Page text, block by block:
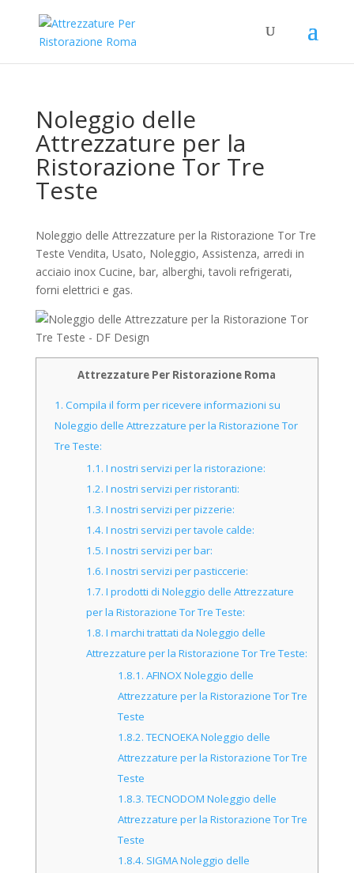
Noleggio delle
Attrezzature per la
Ristorazione Tor Tre
Teste
Noleggio delle Attrezzature per la Ristorazione Tor Tre
Teste Vendita, Usato, Noleggio, Assistenza, arredi in
acciaio inox Cucine, bar, alberghi, tavoli refrigerati,
forni elettrici e gas.
Attrezzature Per Ristorazione Roma
1. Compila il form per ricevere informazioni su
Noleggio delle Attrezzature per la Ristorazione Tor
Tre Teste:
1.1. I nostri servizi per la ristorazione:
1.2. I nostri servizi per ristoranti:
1.3. I nostri servizi per pizzerie:
1.4. I nostri servizi per tavole calde:
1.5. I nostri servizi per bar:
1.6. I nostri servizi per pasticcerie:
1.7. I prodotti di Noleggio delle Attrezzature
per la Ristorazione Tor Tre Teste:
1.8. I marchi trattati da Noleggio delle
Attrezzature per la Ristorazione Tor Tre Teste:
1.8.1. AFINOX Noleggio delle
Attrezzature per la Ristorazione Tor Tre
Teste
1.8.2.TECNOEKA Noleggio delle
Attrezzature per la Ristorazione Tor Tre
Teste
1.8.3.TECNODOM Noleggio delle
Attrezzature per la Ristorazione Tor Tre
Teste
1.8.4. SIGMA Noleggio delle